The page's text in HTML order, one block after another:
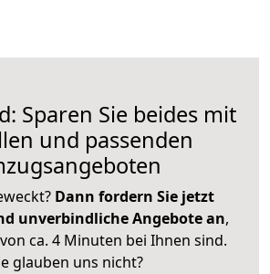
Sparen Sie beides mit
und passenden
Dann fordern Sie jetzt
unverbindliche Angebote an,
ca. 4 Minuten bei Ihnen sind.
glauben uns nicht?